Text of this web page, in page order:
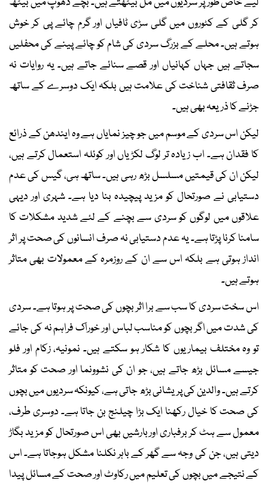
کر گلی کے کٹوروں میں گلی سڑی ٹافیاں اور گرم چائے پی کر خوش
ہوتے ہیں۔ محلے کے بزرگ سردی کی شام کو چائے پینے کی محفلیں
سجاتے ہیں جہاں کہانیاں اور قصے سنائے جاتے ہیں۔ یہ روایات نہ
صرف ثقافتی شناخت کی علامت ہیں بلکہ ایک دوسرے کے ساتھ
جڑنے کا ذریعہ بھی ہیں۔
لیکن اس سردی کے موسم میں جو چیز نمایاں ہے وہ ایندھن کے ذرائع
کا فقدان ہے۔ اب زیادہ تر لوگ لکڑیاں اور کوئلہ استعمال کرتے ہیں،
لیکن ان کی قیمتیں مسلسل بڑھ رہی ہیں۔ ساتھ ہی، گیس کی عدم
دستیابی نے صورتحال کو مزید پیچیدہ بنا دیا ہے۔ شہری اور دیہی
علاقوں میں لوگوں کو سردی سے بچنے کے لئے شدید مشکلات کا
سامنا کرنا پڑتا ہے۔ یہ عدم دستیابی نہ صرف انسانوں کی صحت پر اثر
انداز ہوتی ہے بلکہ اس سے ان کے روزمرہ کے معمولات بھی متاثر
ہوتے ہیں۔
اس سخت سردی کا سب سے برا اثر بچوں کی صحت پر ہوتا ہے۔ سردی
کی شدت میں اگر بچوں کو مناسب لباس اور خوراک فراہم نہ کی جائے
تو وہ مختلف بیماریوں کا شکار ہو سکتے ہیں۔ نمونیہ، زکام اور فلو
جیسے مسائل بڑھ جاتے ہیں، جو ان کی نشوونما اور صحت کو متاثر
کرتے ہیں۔ والدین کی پریشانی بڑھ جاتی ہے، کیونکہ سردیوں میں بچوں
کی صحت کا خیال رکھنا ایک بڑا چیلنج بن جاتا ہے۔ دوسری طرف،
معمول سے ہٹ کر برفباری اور بارشیں بھی اس صورتحال کو مزید بگاڑ
دیتی ہیں، جن کی وجہ سے گھر کے باہر نکلنا مشکل ہوجاتا ہے۔ اس
کے نتیجے میں بچوں کی تعلیم میں رکاوٹ اور صحت کے مسائل پیدا